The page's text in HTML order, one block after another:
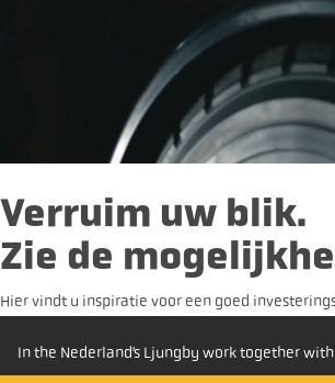
Verruim uw blik.
Zie de
Hier vindt u inspiratie voor een goed
In the Nederland’s Ljungby work together